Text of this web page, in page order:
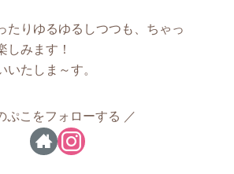
たりゆるゆるしつつも、ちゃっ
しみます！
いたしま～す。
ぷこをフォローする